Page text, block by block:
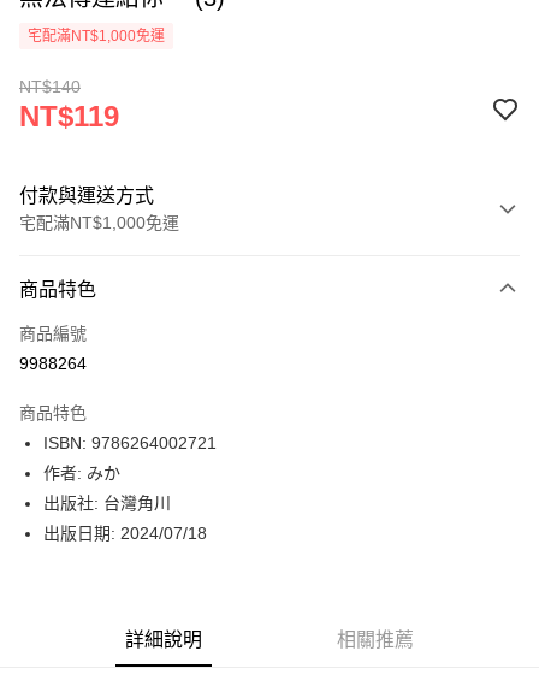
宅配滿NT$1,000免運
NT$140
NT$119
付款與運送方式
宅配滿NT$1,000免運
icash Pay
信用卡一次付款
LINE Pay
Apple Pay
街口支付
商品特色
商品編號
9988264
商品特色
ISBN: 9786264002721
作者: みか
出版社: 台灣角川
出版日期: 2024/07/18
詳細說明 相關推薦